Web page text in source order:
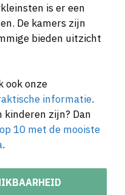
is er een
De kamers zijn
bieden uitzicht
ook onze
informatie.
kinderen zijn? Dan
10 met de mooiste
.